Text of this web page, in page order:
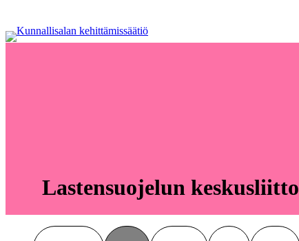
Lastensuojelun keskusliitto